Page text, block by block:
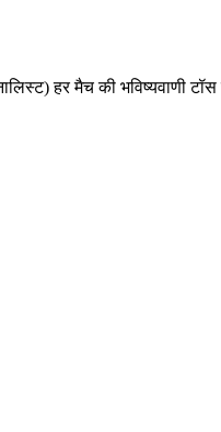
हर मैच की भविष्यवाणी